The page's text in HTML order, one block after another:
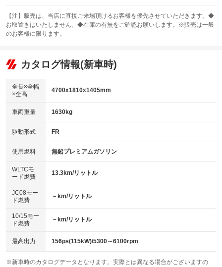
：装備なし
サンルーフ
：装備あり ABS
リフトアップ
：装備なし
：装備なし
パワーウィンドウ
アイドリングストップ
：装備あり
USB入力端子
：装備あり
100V電源
：装備なし
センターデフロック
：装備なし
電動格納ミラー
：装備あり
カーナビ：HDDナビ
：装備あり
TV：フルセグ
：装備あり
ビジュアル
：装備なし
：装備あり
革シート
キーレス
HID(キセノンライト)
：装備なし
バックカメラ
：装備あり
エアロ
：装備あり
：装備なし
パワーシート
ベンチシート
：装備なし
チップアップシート
：装備なし ：装備なし
：装備なし ：装備あり
【注】販売は、当店に直接ご来場頂けるお客様を優先させていただきます。◆
お取置きはいたしません。◆在庫の有無をご確認お願いします。※販売は一般
のお客様に限ります。
カタログ情報(新車時)
全長×全幅
×全高
4700x1810x1405mm
車両重量 1630kg
駆動形式 FR
使用燃料 無鉛プレミアムガソリン
WLTCモ
ード燃費
13.3km/リットル
JC08モー
ド燃費
－km/リットル
10/15モー
ド燃費
－km/リットル
最高出力 156ps(115kW)/5300～6100rpm
※新車時のカタログデータとなります。実際とは異なる場合がございますの